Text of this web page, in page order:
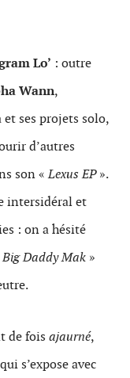
Lo’ : outre
Wann,
ses projets solo,
d’autres
son «Lexus EP».
intersidéral et
: on a hésité
Big Daddy Mak »
de fois ajaurné,
s’expose avec